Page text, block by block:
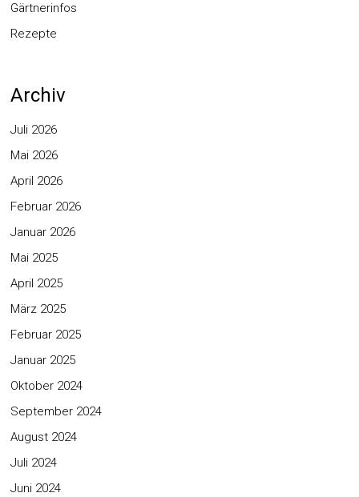
Gärtnerinfos
Rezepte
Archiv
Juli 2026
Mai 2026
April 2026
Februar 2026
Januar 2026
Mai 2025
April 2025
März 2025
Februar 2025
Januar 2025
Oktober 2024
September 2024
August 2024
Juli 2024
Juni 2024